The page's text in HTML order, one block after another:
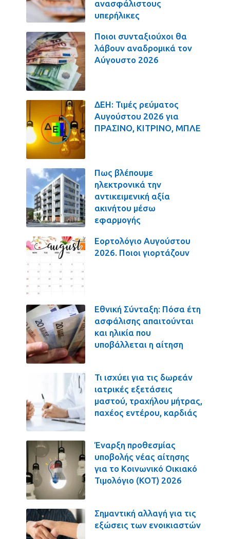
ανασφάλιστους
υπερήλικες
Ποιοι συνταξιούχοι θα
λάβουν αναδρομικά τον
Αύγουστο 2026
ΔΕΗ: Τιμές ρεύματος
Αυγούστου 2026 για
ΠΡΑΣΙΝΟ, ΚΙΤΡΙΝΟ, ΜΠΛΕ
Πως βλέπουμε
ηλεκτρονικά την
αντικειμενική αξία
ακινήτου μέσω
εφαρμογής
Εορτολόγιο Αυγούστου
2026. Ποιοι γιορτάζουν
Εθνική Σύνταξη: Πόσα έτη
ασφάλισης απαιτούνται
και ηλικία που
υποβάλλεται η αίτηση
Τι ισχύει για τις δωρεάν
ιατρικές εξετάσεις
μαστού, τραχήλου μήτρας,
παχέος εντέρου, καρδιάς
Έναρξη προθεσμίας
υποβολής νέας αίτησης
για το Κοινωνικό Οικιακό
Τιμολόγιο (ΚΟΤ) 2026
Σημαντική αλλαγή για τις
εξώσεις των ενοικιαστών